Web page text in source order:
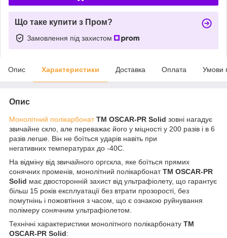
Що таке купити з Пром?
Замовлення під захистом
Опис Характеристики Доставка Оплата Умови
Опис
Монолітний полікарбонат ТМ OSCAR-PR Solid зовні нагадує
звичайне скло, але переважає його у міцності у 200 разів і в 6
разів легше. Він не боїться ударів навіть при
негативних температурах до -40С.
На відміну від звичайного оргскла, яке боїться прямих
сонячних променів, монолітний полікарбонатТМ OSCAR-PR
Solid має двосторонній захист від ультрафіолету, що гарантує
більш 15 років експлуатації без втрати прозорості, без
помутнінь і пожовтіння з часом, що є ознакою руйнування
полімеру сонячним ультрафіолетом.
Технічні характеристики монолітного полікарбонату ТМ
OSCAR-PR Solid: